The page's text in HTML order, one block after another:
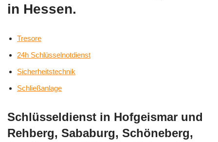
in Hessen.
Tresore
24h Schlüsselnotdienst
Sicherheitstechnik
Schließanlage
Schlüsseldienst in Hofgeismar und
Rehberg, Sababurg, Schöneberg,